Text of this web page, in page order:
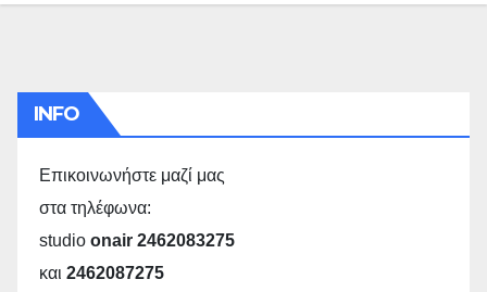
INFO
Επικοινωνήστε μαζί μας
στα τηλέφωνα:
studio onair 2462083275
και 2462087275